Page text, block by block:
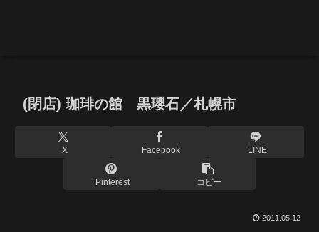
(閉店) 珈琲の館 黒瓔石／札幌市
X Facebook LINE
Pinterest コピー
2011.05.12